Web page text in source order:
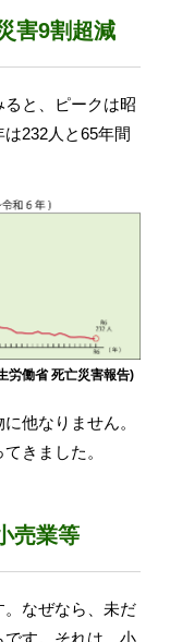
害9割超減
と、ピークは昭
232人と65年間
労働省 死亡災害報告)
他なりません。
きました。
売業等
。なぜなら、未だ